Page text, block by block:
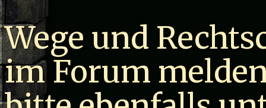
Wege und
im Forum